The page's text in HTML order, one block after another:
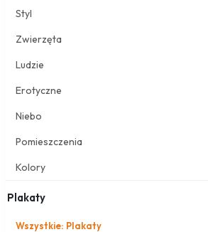
Styl
Zwierzęta
Ludzie
Erotyczne
Niebo
Pomieszczenia
Kolory
Plakaty
Wszystkie: Plakaty